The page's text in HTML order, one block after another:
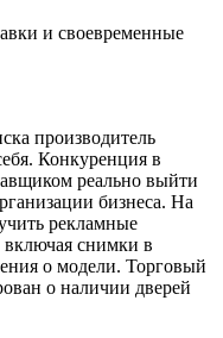
и своевременные
производитель
Конкуренция в
реально выйти
бизнеса. На
рекламные
включая снимки в
о модели. Торговый
о наличии дверей